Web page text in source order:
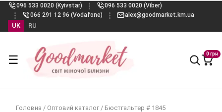
096 533 0020 (Kyivstar)
096 533 0020 (Viber)
066 291 12 96 (Vodafone)
alex@goodmarket.km.ua
UK RU
☰ 0 грн
Головна / Оптовий каталог / Бюстгальтер # 1845